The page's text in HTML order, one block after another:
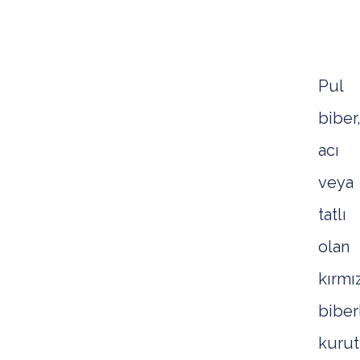
Pul
acı
veya
tatlı
olan